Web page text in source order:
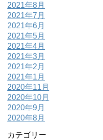
2021年8月
2021年7月
2021年6月
2021年5月
2021年4月
2021年3月
2021年2月
2021年1月
2020年11月
2020年10月
2020年9月
2020年8月
カテゴリー